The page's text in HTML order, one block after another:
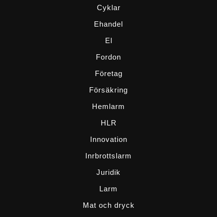
Cyklar
Ehandel
El
Fordon
Företag
Försäkring
Hemlarm
HLR
Innovation
Inrbrottslarm
Juridik
Larm
Mat och dryck